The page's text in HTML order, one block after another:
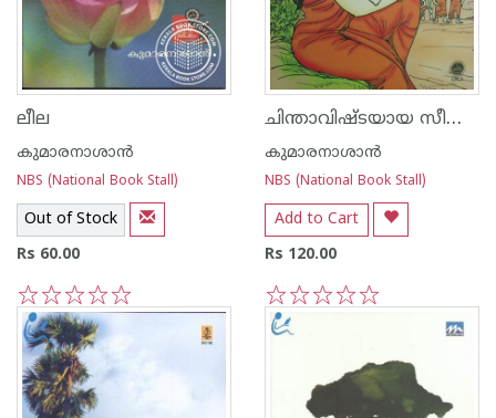
ലീല
കുമാരനാശാന്‍
NBS (National Book Stall)
Out of Stock
Rs 60.00
5
4
3
2
1
ചിന്താവിഷ്ടയായ സീത -എ‌ന്‍ ബി എസ് പതിപ്പ്-
കുമാരനാശാന്‍
NBS (National Book Stall)
Add to Cart
Rs 120.00
2
1